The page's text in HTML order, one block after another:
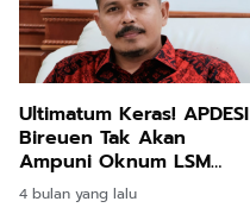
Ultimatum Keras! APDESI
Bireuen Tak Akan
Ampuni Oknum LSM
yang Tekan Keuchiek!
4 bulan yang lalu